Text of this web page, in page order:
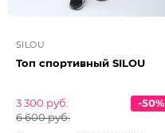
SILOU
Топ спортивный SILOU
3 300 руб.
6 600 руб.
-50%